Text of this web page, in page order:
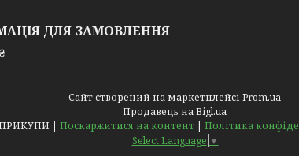
ДЛЯ ЗАМОВЛЕННЯ
Сайт створений на маркетплейсі Prom.ua
Продавець на Bigl.ua
ПРИКУПИ | Поскаржитися на контент | Політика
Select Language ▼